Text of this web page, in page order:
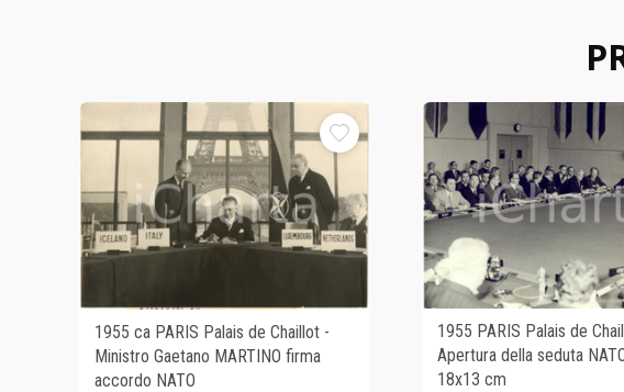
1955 ca PARIS Palais de Chaillot -
Ministro Gaetano MARTINO firma
accordo NATO
1955 PARIS Palais de
Apertura della seduta
18x13 cm